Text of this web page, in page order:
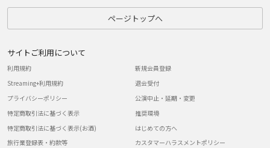
ページトップへ
サイトご利用について
利用規約
Streaming+利用規約
プライバシーポリシー
特定商取引法に基づく表示
特定商取引法に基づく表示(お酒)
旅行業登録表・約款等
新規会員登録
退会受付
公演中止・延期・変更
推奨環境
はじめての方へ
カスタマーハラスメントポリシー